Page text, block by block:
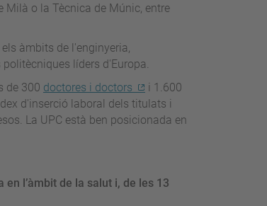
Milà o la Tècnica de Múnic, entre
àmbits de l'enginyeria,
líders d'Europa.
de 300 doctores i doctors
i 1.600
d'inserció laboral dels titulats i
La UPC està ben posicionada en
l’àmbit de la salut i, de les 13